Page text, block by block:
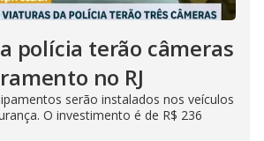
polícia terão câmeras
no RJ
serão instalados nos veículos
O investimento é de R$ 236